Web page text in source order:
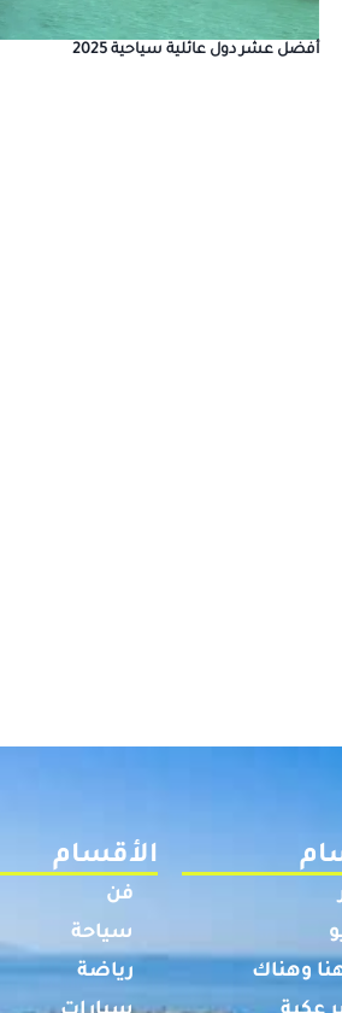
أفضل عشر دول عائلية سياحية 2025
وهناك
الأقسام
فن
سياحة
رياضة